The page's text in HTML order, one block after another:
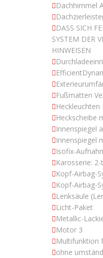
Dachhimmel
DASS SICH
SYSTEM DER
HINWEISEN
Fußmatten
Heckleuchten
Heckscheibe
Innenspiegel
Innenspiegel
Isofix-
Karosserie:
Kopf-Airbag-
Kopf-Airbag-
Lenksäule
Licht-Paket
Metallic-
Motor 3
Multifunktion
ohne